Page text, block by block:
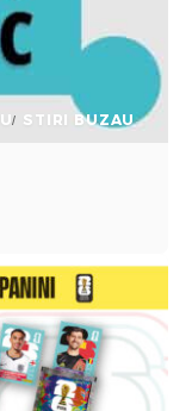
STIRI BUZAU